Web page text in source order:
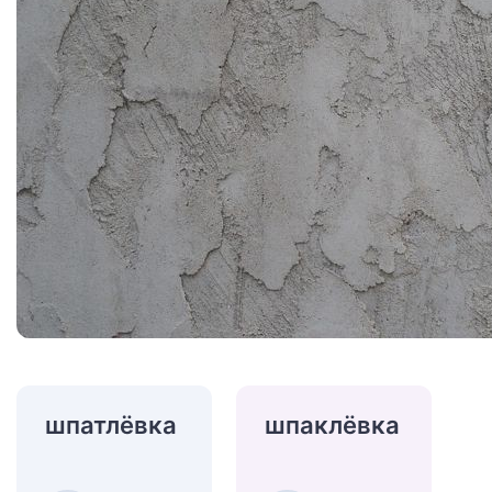
шпатлёвка шпаклёвка